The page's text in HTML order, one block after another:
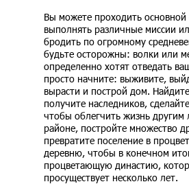
Вы можете проходить
выполнять различные миссии
бродить по огромному
будьте осторожны: волки или
определенно хотят отведать
просто начните: выживите,
вырасти и построй дом.
получите наследников,
чтобы облегчить жизнь
районе, постройте множество
превратите поселение в
деревню, чтобы в конечном
процветающую династию,
просуществует несколько лет.